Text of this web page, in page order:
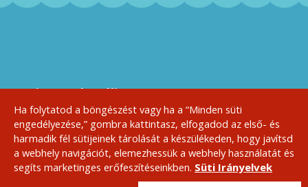
SajtóHázirend, ÁSZFKapcsolatSzponzoroknak
A Sziget Kulturális
Szervezőiroda bemutatja:
Ha folytatod a böngészést vagy ha a “Minden süti
engedélyezése,” gombra kattintasz, elfogadod az első- és
harmadik fél sütijeinek tárolását a készülékeden, hogy javítsd
a webhely navigációt, elemezhessük a webhely használatát és
segíts marketinges erőfeszítéseinkben. Süti Irányelvek